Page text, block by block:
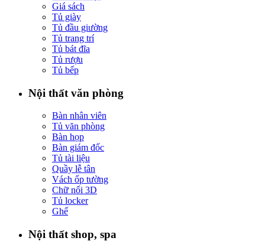
Giá sách
Tủ giày
Tủ đầu giường
Tủ trang trí
Tủ bát đĩa
Tủ rượu
Tủ bếp
Nội thất văn phòng
Bàn nhân viên
Tủ văn phòng
Bàn họp
Bàn giám đốc
Tủ tài liệu
Quầy lễ tân
Vách ốp tường
Chữ nổi 3D
Tủ locker
Ghế
Nội thất shop, spa